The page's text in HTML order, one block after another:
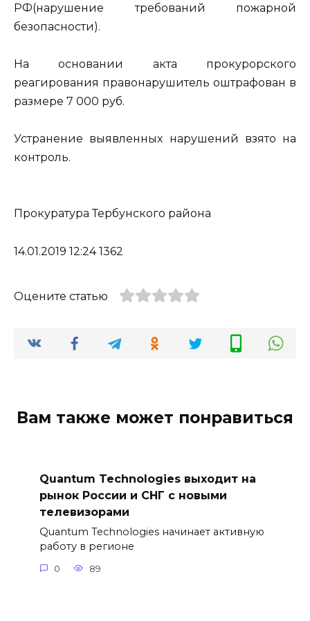
РФ(нарушение требований пожарной
безопасности).
На основании акта прокурорского
реагирования правонарушитель оштрафован в
размере 7 000 руб.
Устранение выявленных нарушений взято на
контроль.
Прокуратура Тербунского района
14.01.2019 12:24 1362
Оцените статью
Вам также может понравиться
Quantum Technologies выходит на
рынок России и СНГ с новыми
телевизорами
Quantum Technologies начинает активную
работу в регионе
0 89